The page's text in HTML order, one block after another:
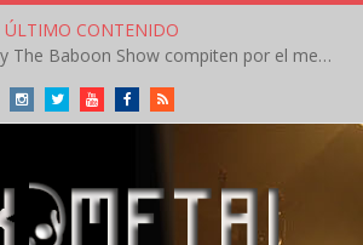
ÚLTIMO CONTENIDO
Crónica: In Flames y The Baboon Show compiten por el mejor concierto del día en el Leyendas del Rock – Viernes – Agosto 2026
InstagramTwitterYoutubeFacebookRSS